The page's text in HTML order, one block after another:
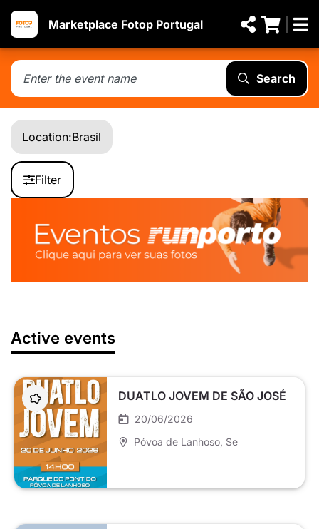
Marketplace Fotop Portugal
Search
Location:Brasil
Filter
Active events
DUATLO JOVEM DE SÃO JOSÉ
20/06/2026
Póvoa de Lanhoso , Se